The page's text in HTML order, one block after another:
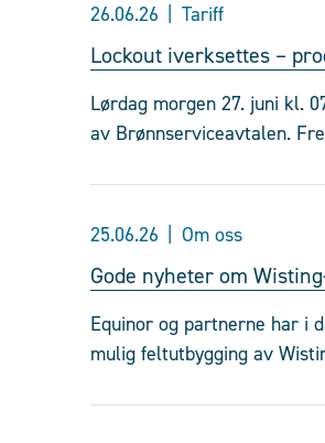
26.06.26 Tariff
Lockout iverksettes –
Lørdag morgen 27. juni kl.
av Brønnserviceavtalen.
25.06.26 Om oss
Gode nyheter om
Equinor og partnerne har i
mulig feltutbygging av